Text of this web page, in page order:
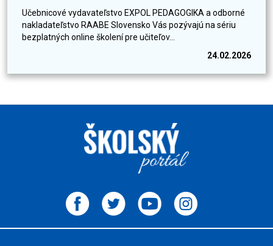
Učebnicové vydavateľstvo EXPOL PEDAGOGIKA a odborné
nakladateľstvo RAABE Slovensko Vás pozývajú na sériu
bezplatných online školení pre učiteľov...
24.02.2026